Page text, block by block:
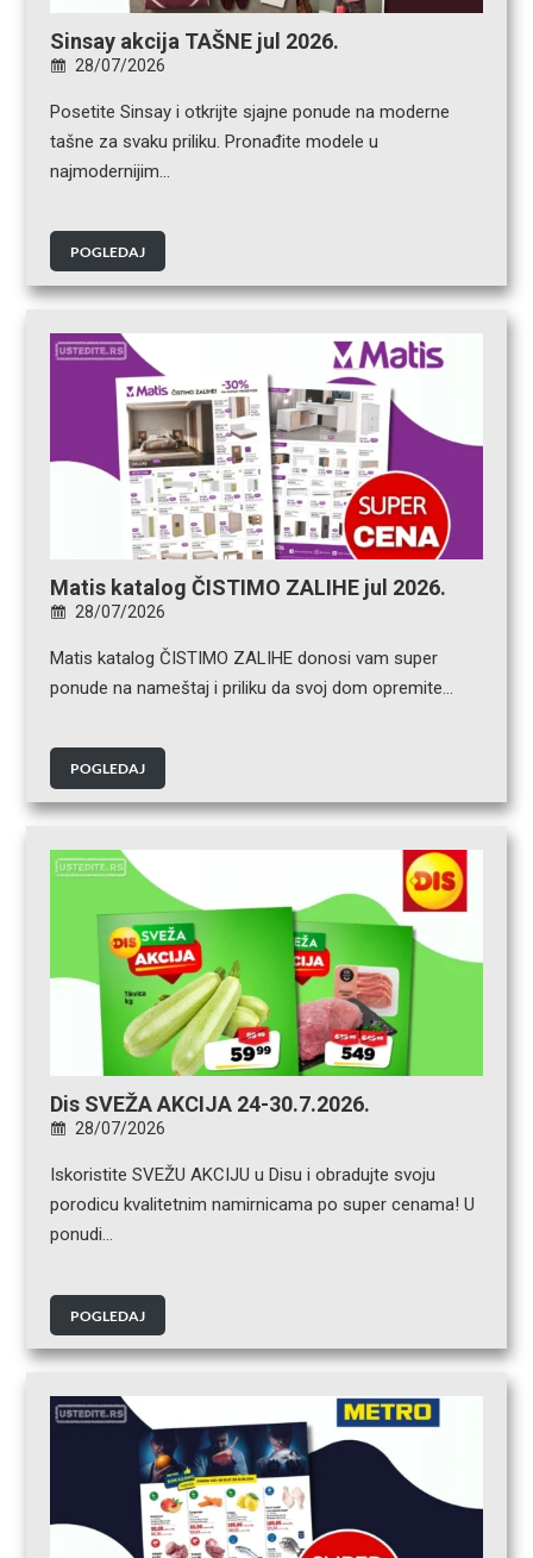
Sinsay akcija TAŠNE jul 2026.
28/07/2026
Posetite Sinsay i otkrijte sjajne ponude na moderne
tašne za svaku priliku. Pronađite modele u
najmodernijim…
POGLEDAJ
Matis katalog ČISTIMO ZALIHE jul 2026.
28/07/2026
Matis katalog ČISTIMO ZALIHE donosi vam super
ponude na nameštaj i priliku da svoj dom opremite…
POGLEDAJ
Dis SVEŽA AKCIJA 24-30.7.2026.
28/07/2026
Iskoristite SVEŽU AKCIJU u Disu i obradujte svoju
porodicu kvalitetnim namirnicama po super cenama! U
ponudi…
POGLEDAJ